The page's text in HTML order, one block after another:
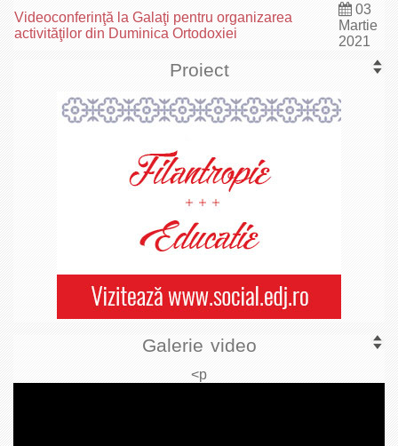
Videoconferinţă la Galaţi pentru organizarea
activităţilor din Duminica Ortodoxiei
03
Martie
2021
Proiect
Galerie video
<p